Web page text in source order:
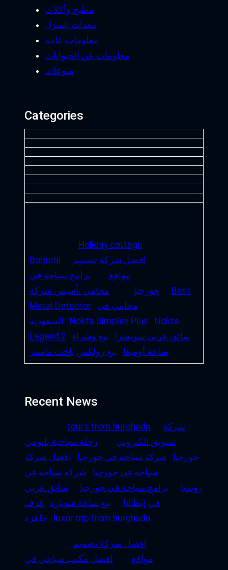
مطبخ وأكلات
معدات المنزل
معلومات عامة
معلومات عن الحيوانات
منوعات
Categories
Holiday cottage
Borjomi
افضل شركة تصميم
مواقع
برامج سياحة في
جورجيا
محامي تأسيس شركة
Best
Metal Detector
محامي في
السعودية
Nokta Simplex Plus
Nokta
Legend 2
سائق عربى سويسرا
بيع وشراء
ساعة أوميغا
بيع رولكس ياخت ماستر
Recent News
tours from hurghada
شركة
تسويق الكتروني
رحلة سياحية باتومي
جورجيا
شركة سياحة في جورجيا
افضل شركة
سياحة في جورجيا
شركة سياحة في
روسيا
برامج سياحة في جورجيا
سائق عربي
في إيطاليا
بيع ساعة شوبارد
غرف
جاهزة
luxor trip from hurghada
افضل شركة تصميم
مواقع
افضل مكتب سياحي في